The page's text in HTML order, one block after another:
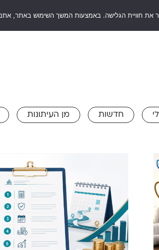
חדשות מן העיתונות
את חוויית הגלישה. באמצעות המשך השימוש באתר,